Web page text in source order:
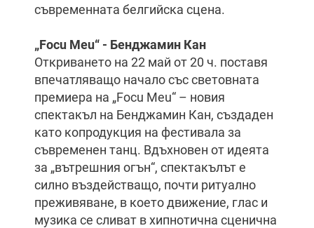
съвременната белгийска сцена.
„Focu Meu“ - Бенджамин Кан
Откриването на 22 май от 20 ч. поставя
впечатляващо начало със световната
премиера на „Focu Meu“ – новия
спектакъл на Бенджамин Кан, създаден
като копродукция на фестивала за
съвременен танц. Вдъхновен от идеята
за „вътрешния огън“, спектакълът е
силно въздействащо, почти ритуално
преживяване, в което движение, глас и
музика се сливат в хипнотична сценична